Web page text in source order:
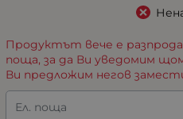
Продуктът вече е
поща, за да Ви уведомим
Ви предложим негов
Ел. поща